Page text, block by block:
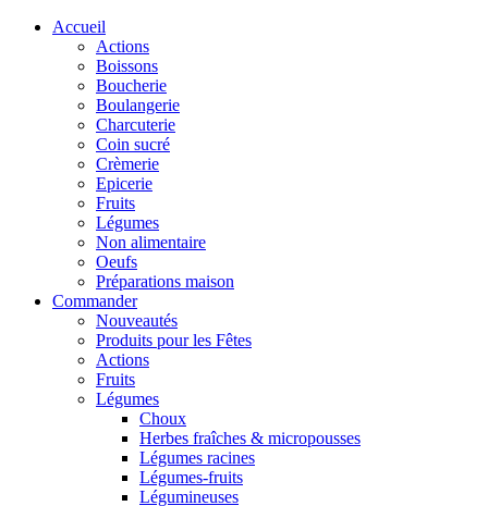
Accueil
Actions
Boissons
Boucherie
Boulangerie
Charcuterie
Coin sucré
Crèmerie
Epicerie
Fruits
Légumes
Non alimentaire
Oeufs
Préparations maison
Commander
Nouveautés
Produits pour les Fêtes
Actions
Fruits
Légumes
Choux
Herbes fraîches & micropousses
Légumes racines
Légumes-fruits
Légumineuses